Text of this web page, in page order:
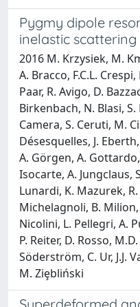
Pygmy dipole
inelastic scattering
2016 M. Krzysiek, M.
A. Bracco, F.C.L.
Paar, R. Avigo, D.
Birkenbach, N. Blasi,
Camera, S. Ceruti, M.
Désesquelles, J.
A. Görgen, A.
Isocarte, A. Jungclaus,
Lunardi, K. Mazurek,
Michelagnoli, B. Milion,
Nicolini, L. Pellegri, A.
P. Reiter, D. Rosso,
Söderström, C. Ur, J.J.
M. Ziȩbliński